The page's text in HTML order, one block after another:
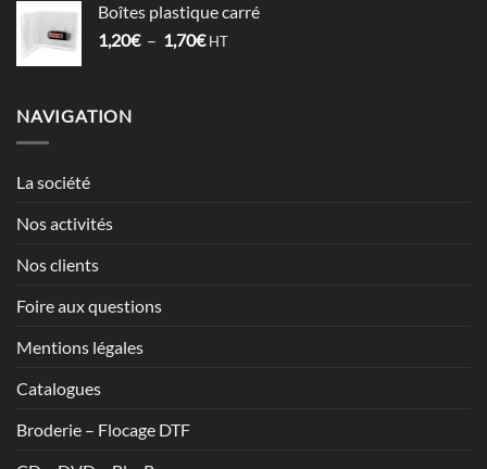
5,98€
à
Boîtes plastique carré
1,20€ – 1,70€Plage
HT
NAVIGATION
La société
Nos activités
Nos clients
Foire aux questions
Mentions légales
Catalogues
Broderie – Flocage DTF